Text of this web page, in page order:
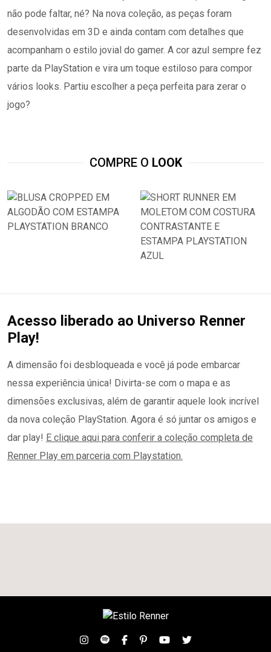
não pode faltar, né? Na nova coleção, as peças foram
desenvolvidas em 3D e ainda contam com detalhes que
acompanham o estilo jovial do gamer. A cor azul sempre fez
parte da PlayStation e vira um toque estiloso para compor
vários looks. Partiu escolher a peça perfeita para zerar o
jogo?
COMPRE O LOOK
Acesso liberado ao Universo Renner
Play!
A dimensão foi desbloqueada e você já pode embarcar
nessa experiência única! Divirta-se com o mapa e as
dimensões exclusivas, além de garantir aquele look incrível
da nova coleção PlayStation. Agora é só juntar os amigos e
dar play! E clique aqui para conferir a coleção completa de
Renner Play em parceria com Playstation.